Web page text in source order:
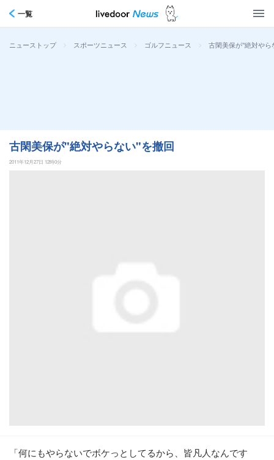
一覧
ニューストップ > スポーツニュース > ゴルフニュース > 古閑美保が"絶対やら
古閑美保が"絶対やらない"を撤回
2011年12月27日 12時0分
「何にもやらないでボケっとしてるから、皆凡人なんです